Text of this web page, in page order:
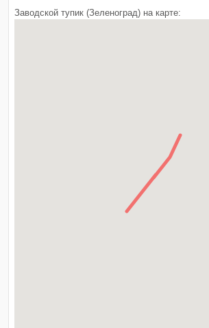
Заводской тупик (Зеленоград) на карте: